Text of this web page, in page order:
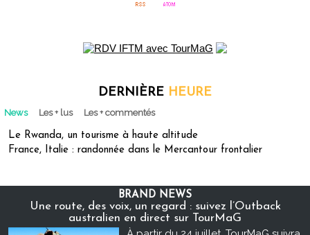
DERNIÈRE HEURE
News Les + lus Les + commentés
Le Rwanda, un tourisme à haute altitude
France, Italie : randonnée dans le Mercantour frontalier
BRAND NEWS
Une route, des voix, un regard : suivez l’Outback
australien en direct sur TourMaG